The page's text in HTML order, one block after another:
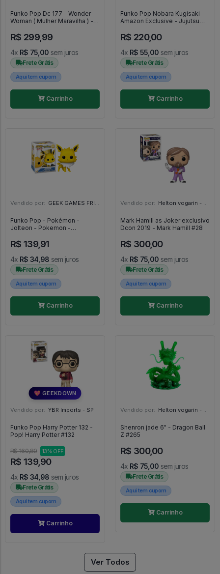
Funko Pop Dc 177 - Wonder
Woman ( Mulher Maravilha ) -
R$ 299,99
4x R$ 75,00 sem juros
Frete Grátis
Aqui tem cupom
Carrinho
Funko Pop Nobara Kugisaki -
Amazon Exclusive - Jujutsu
#1647
R$ 220,00
4x R$ 55,00 sem juros
Frete Grátis
Aqui tem cupom
Carrinho
Vendido por: GEEK GAMES FRIEND - RJ
Funko Pop - Pokémon -
Jolteon - Pokemon -
R$ 139,91
4x R$ 34,98 sem juros
Frete Grátis
Aqui tem cupom
Carrinho
Vendido por: Helton vogarin - SP
Mark Hamill as Joker exclusivo
Dcon 2019 - Mark Hamill #28
R$ 300,00
4x R$ 75,00 sem juros
Frete Grátis
Aqui tem cupom
Carrinho
💖 GEEKDOWN
Vendido por: YBR Imports - SP
Funko Pop Harry Potter 132 -
Pop! Harry Potter #132
R$ 160,80 13% OFF
R$ 139,90
4x R$ 34,98 sem juros
Frete Grátis
Aqui tem cupom
Carrinho
Vendido por: Helton vogarin - SP
Shenron jade 6" - Dragon Ball
Z #265
R$ 300,00
4x R$ 75,00 sem juros
Frete Grátis
Aqui tem cupom
Carrinho
Ver Todos